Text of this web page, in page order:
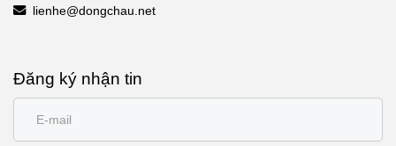
lienhe@dongchau.net
Đăng ký nhận tin